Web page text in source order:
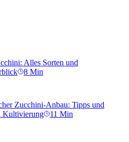
Alles Sorten und
8 Min
Zucchini-Anbau: Tipps und
Kultivierung
11 Min